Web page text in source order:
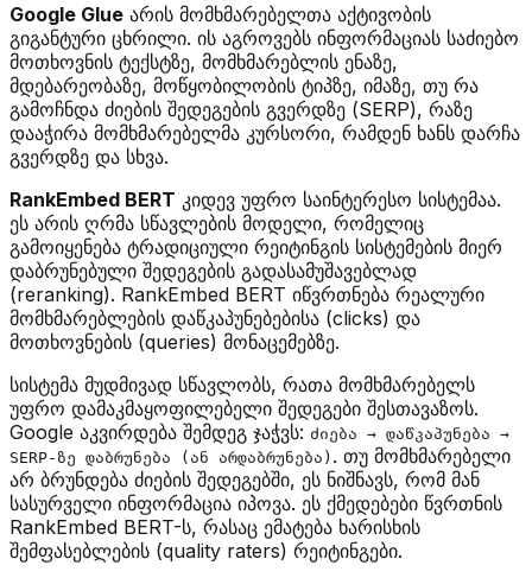
Google Glue არის მომხმარებელთა აქტივობის
გიგანტური ცხრილი. ის აგროვებს ინფორმაციას საძიებო
მოთხოვნის ტექსტზე, მომხმარებლის ენაზე,
მდებარეობაზე, მოწყობილობის ტიპზე, იმაზე, თუ რა
გამოჩნდა ძიების შედეგების გვერდზე (SERP), რაზე
დააჭირა მომხმარებელმა კურსორი, რამდენ ხანს დარჩა
გვერდზე და სხვა.
RankEmbed BERT კიდევ უფრო საინტერესო სისტემაა.
ეს არის ღრმა სწავლების მოდელი, რომელიც
გამოიყენება ტრადიციული რეიტინგის სისტემების მიერ
დაბრუნებული შედეგების გადასამუშავებლად
(reranking). RankEmbed BERT იწვრთნება რეალური
მომხმარებლების დაწკაპუნებებისა (clicks) და
მოთხოვნების (queries) მონაცემებზე.
სისტემა მუდმივად სწავლობს, რათა მომხმარებელს
უფრო დამაკმაყოფილებელი შედეგები შესთავაზოს.
Google აკვირდება შემდეგ ჯაჭვს: ძიება → დაწკაპუნება →
SERP-ზე დაბრუნება (ან არდაბრუნება) . თუ მომხმარებელი
არ ბრუნდება ძიების შედეგებში, ეს ნიშნავს, რომ მან
სასურველი ინფორმაცია იპოვა. ეს ქმედებები წვრთნის
RankEmbed BERT-ს, რასაც ემატება ხარისხის
შემფასებლების (quality raters) რეიტინგები.